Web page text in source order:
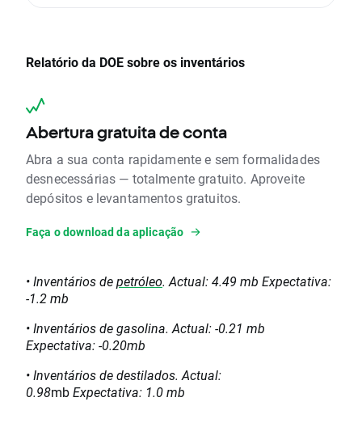
Relatório da DOE sobre os inventários
Abertura gratuita de conta
Abra a sua conta rapidamente e sem formalidades
desnecessárias — totalmente gratuito. Aproveite
depósitos e levantamentos gratuitos.
Faça o download da aplicação
• Inventários depetróleo. Actual: 4.49 mb Expectativa:
-1.2 mb
• Inventários de gasolina. Actual: -0.21 mb
Expectativa: -0.20mb
• Inventários de destilados. Actual:
0.98mbExpectativa: 1.0 mb